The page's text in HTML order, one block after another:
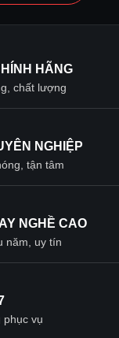
HÃNG
chất lượng
NGHIỆP
tận tâm
NGHỀ CAO
năm, uy tín
phục vụ